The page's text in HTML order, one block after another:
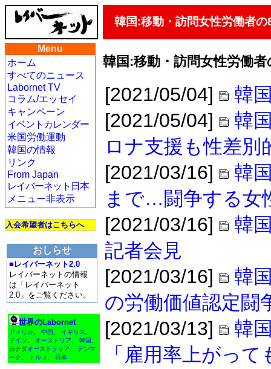
韓国:移動・訪問女性労働者
Menu
ホーム
すべてのニュース
Labornet TV
コラム/エッセイ
キャンペーン
イベントカレンダー
米国労働運動
韓国の情報
リンク
From Japan
レイバーネット日本
メニュー非表示
入会希望者はこちらへ
おしらせ
■レイバーネット2.0
レイバーネットの情報
は「レイバーネット
2.0」をご覧ください。
世界のLabornet
アメリカ 中国 イギリス
ドイツ
オーストリア 韓国
カナダオーストラリア
デンマ
ーク
トルコ 日本
韓国:移動・訪問女性労働
[2021/05/04]
韓
[2021/05/04]
韓
ロナ支援も性差別
[2021/03/16]
韓
まで…闘争する女
[2021/03/16]
韓
記者会見
[2021/03/16]
韓
の労働価値認定闘
[2021/03/13]
韓
「雇用率上がっ